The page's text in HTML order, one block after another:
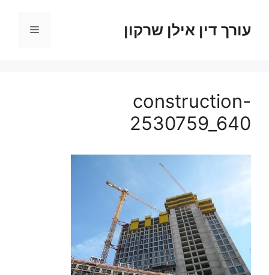
עורך דין אילן שרקון תפריט
construction-
2530759_640